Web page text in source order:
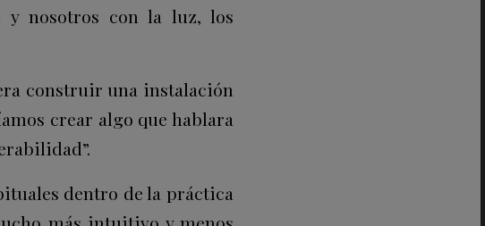
y nosotros con la luz, los
construir una instalación
crear algo que hablara
dentro de la práctica